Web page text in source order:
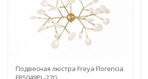
Подвесная люстра Freya Florencia